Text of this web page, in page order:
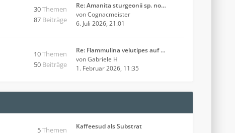
30Themen
87 Beiträge
Re: Amanita sturgeonii sp. no…
vonCognacmeister
6. Juli 2026, 21:01
10Themen
50 Beiträge
Re: Flammulina velutipes auf …
vonGabriele H
1. Februar 2026, 11:35
5Themen
Kaffeesud als Substrat